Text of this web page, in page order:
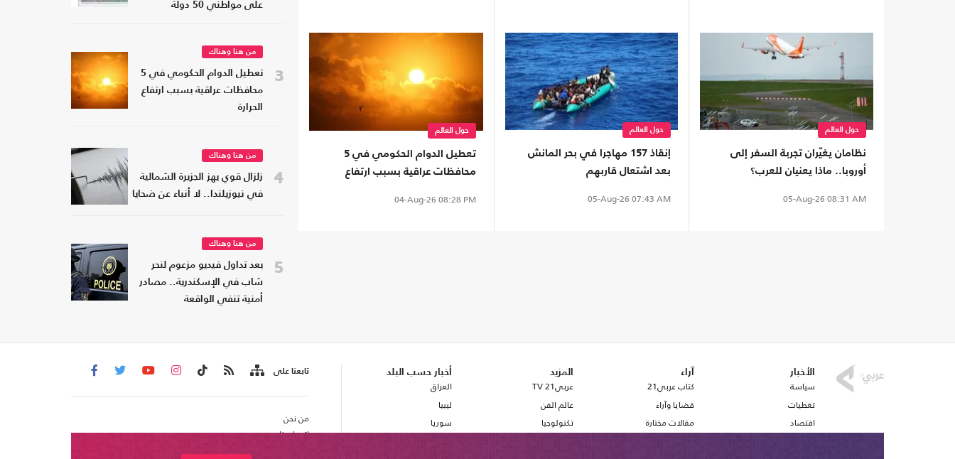
حول العالم
نظامان يغيّران تجربة السفر إلى
أوروبا.. ماذا يعنيان للعرب؟
05-Aug-26 08:31 AM
حول العالم
إنقاذ 157 مهاجرا في بحر المانش
بعد اشتعال قاربهم
05-Aug-26 07:43 AM
حول العالم
تعطيل الدوام الحكومي في 5
محافظات عراقية بسبب ارتفاع
04-Aug-26 08:28 PM
على مواطني 50 دولة
3
من هنا وهناك
تعطيل الدوام الحكومي في 5
محافظات عراقية بسبب ارتفاع
الحرارة
4
من هنا وهناك
زلزال قوي يهز الجزيرة الشمالية
في نيوزيلندا.. لا أنباء عن ضحايا
5
من هنا وهناك
بعد تداول فيديو مزعوم لنحر
شاب في الإسكندرية.. مصادر
أمنية تنفي الواقعة
الأخبار
سياسة
تغطيات
اقتصاد
آراء
كتاب عربي21
قضايا وآراء
مقالات مختارة
المزيد
عربي21 TV
عالم الفن
تكنولوجيا
أخبار حسب البلد
العراق
ليبيا
سوريا
تابعنا على
من نحن
اتصل بنا